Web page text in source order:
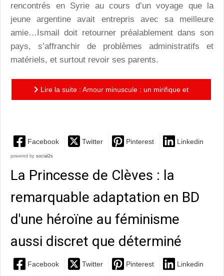
rencontrés en Syrie au cours d’un voyage que la
jeune argentine avait entrepris avec sa meilleure
amie…Ismail doit retourner préalablement dans son
pays, s’affranchir de problèmes administratifs et
matériels, et surtout revoir ses parents.
Lire la suite : Amour minuscule : un mirifique et
Facebook Twitter Pinterest Linkedin
powered by social2s
La Princesse de Clèves : la
remarquable adaptation en BD
d'une héroïne au féminisme
aussi discret que déterminé
Facebook Twitter Pinterest Linkedin